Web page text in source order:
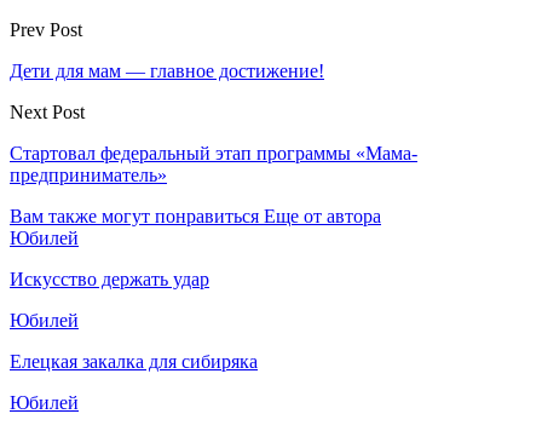
Prev Post
Дети для мам — главное достижение!
Next Post
Стартовал федеральный этап программы «Мама-
предприниматель»
Вам также могут понравиться Еще от автора
Юбилей
Искусство держать удар
Юбилей
Елецкая закалка для сибиряка
Юбилей